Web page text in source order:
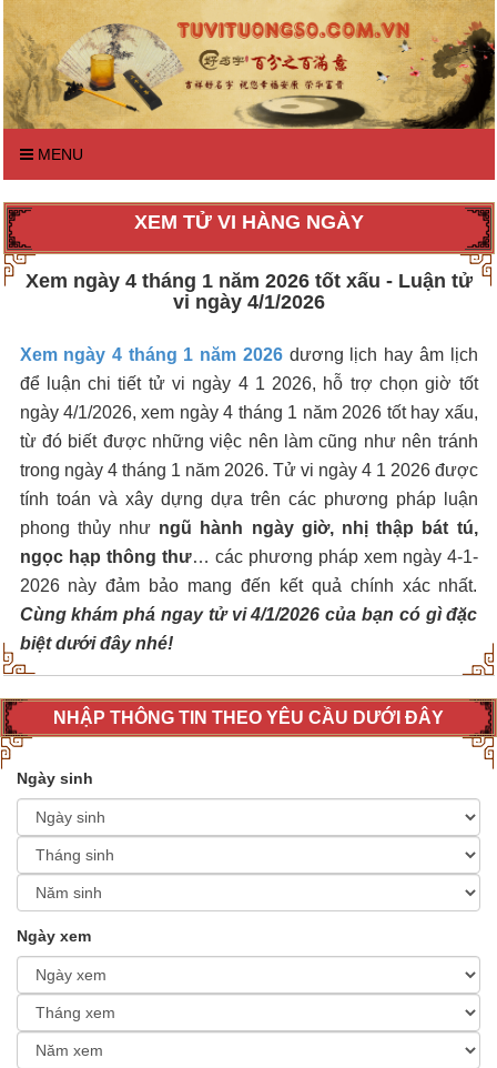
MENU
XEM TỬ VI HÀNG NGÀY
Xem ngày 4 tháng 1 năm 2026 tốt xấu - Luận tử
vi ngày 4/1/2026
Xem ngày 4 tháng 1 năm 2026dương lịch hay âm lịch
để luận chi tiết tử vi ngày 4 1 2026, hỗ trợ chọn giờ tốt
ngày 4/1/2026, xem ngày 4 tháng 1 năm 2026 tốt hay xấu,
từ đó biết được những việc nên làm cũng như nên tránh
trong ngày 4 tháng 1 năm 2026. Tử vi ngày 4 1 2026 được
tính toán và xây dựng dựa trên các phương pháp luận
phong thủy như ngũ hành ngày giờ, nhị thập bát tú,
ngọc hạp thông thư… các phương pháp xem ngày 4-1-
2026 này đảm bảo mang đến kết quả chính xác nhất.
Cùng khám phá ngay tử vi 4/1/2026 của bạn có gì đặc
biệt dưới đây nhé!
NHẬP THÔNG TIN THEO YÊU CẦU DƯỚI ĐÂY
Ngày sinh
Ngày xem